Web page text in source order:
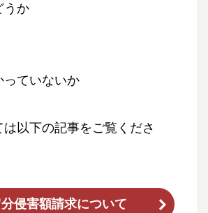
うか
ていないか
以下の記事をご覧くださ
侵害額請求について